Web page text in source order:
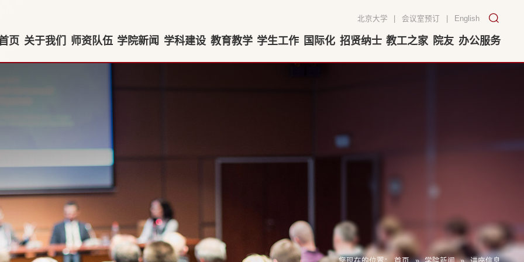
北京大学 会议室预订 English
页 关于我们 师资队伍 学院新闻 学科建设 教育教学 学生工作 国际化 招贤纳士 教工之家 院友 办公服务